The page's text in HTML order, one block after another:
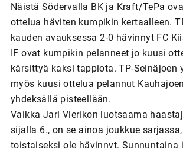
Näistä Södervalla BK ja Kraft/TePa
ottelua häviten kumpikin kertaalleen.
kauden avauksessa 2-0 hävinnyt FC
IF ovat kumpikin pelanneet jo kuusi
kärsittyä kaksi tappiota. TP-Seinäjoen
myös kuusi ottelua pelannut
yhdeksällä pisteellään.
Vaikka Jari Vierikon luotsaama
sijalla 6., on se ainoa joukkue
toistaiseksi ole hävinnyt. Sunnuntaina